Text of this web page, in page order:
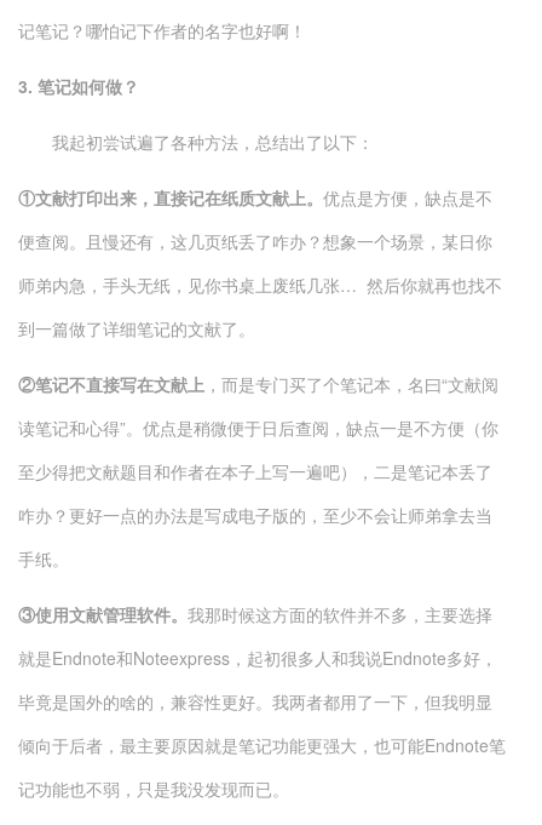
记笔记？哪怕记下作者的名字也好啊！
3. 笔记如何做？
我起初尝试遍了各种方法，总结出了以下：
①文献打印出来，直接记在纸质文献上。 优点是方便，缺点是不
便查阅。且慢还有，这几页纸丢了咋办？想象一个场景，某日你
师弟内急，手头无纸，见你书桌上废纸几张… 然后你就再也找不
到一篇做了详细笔记的文献了。
②笔记不直接写在文献上 ，而是专门买了个笔记本，名曰“文献阅
读笔记和心得”。优点是稍微便于日后查阅，缺点一是不方便（你
至少得把文献题目和作者在本子上写一遍吧），二是笔记本丢了
咋办？更好一点的办法是写成电子版的，至少不会让师弟拿去当
手纸。
③使用文献管理软件。 我那时候这方面的软件并不多，主要选择
就是Endnote和Noteexpress，起初很多人和我说Endnote多好，
毕竟是国外的啥的，兼容性更好。我两者都用了一下，但我明显
倾向于后者，最主要原因就是笔记功能更强大，也可能Endnote笔
记功能也不弱，只是我没发现而已。